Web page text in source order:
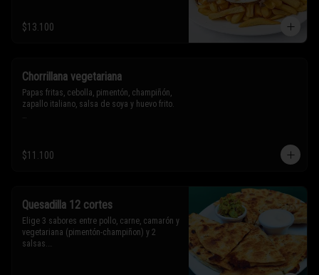
$13.100
Chorrillana vegetariana
Papas fritas, cebolla, pimentón, champiñón,
zapallo italiano, salsa de soya y huevo frito.
Sólo puedes solicitar eliminar un
ingrediente.
$11.100
Quesadilla 12 cortes
Elige 3 sabores entre pollo, carne, camarón y
vegetariana (pimentón-champiñon) y 2
salsas.